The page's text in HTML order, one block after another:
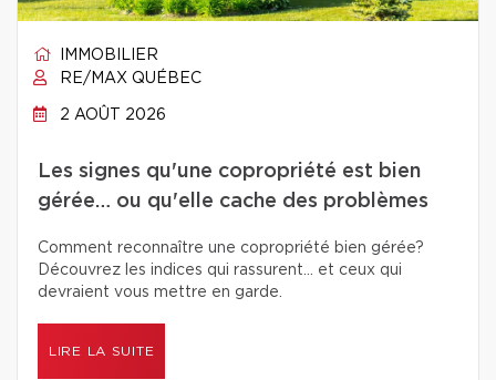
IMMOBILIER
RE/MAX QUÉBEC
2 AOÛT 2026
Les signes qu'une copropriété est bien
gérée… ou qu'elle cache des problèmes
Comment reconnaître une copropriété bien gérée?
Découvrez les indices qui rassurent… et ceux qui
devraient vous mettre en garde.
LIRE LA SUITE